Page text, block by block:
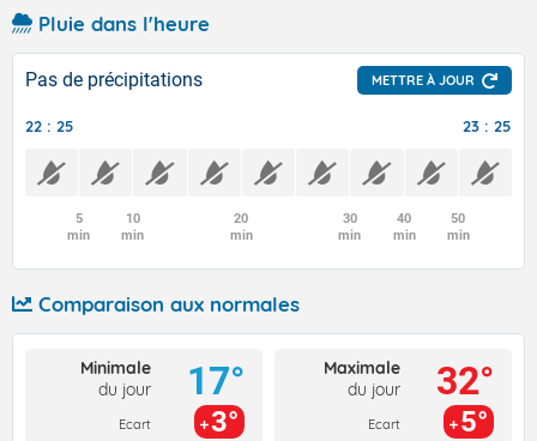
Pluie dans l'heure
Pas de précipitations METTRE À JOUR
22 : 25 23 : 25
5
min
10
min
20
min
30
min
40
min
50
min
Comparaison aux normales
Minimale
du jour
Ecart
17°
3°
Maximale
du jour
Ecart
32°
5°